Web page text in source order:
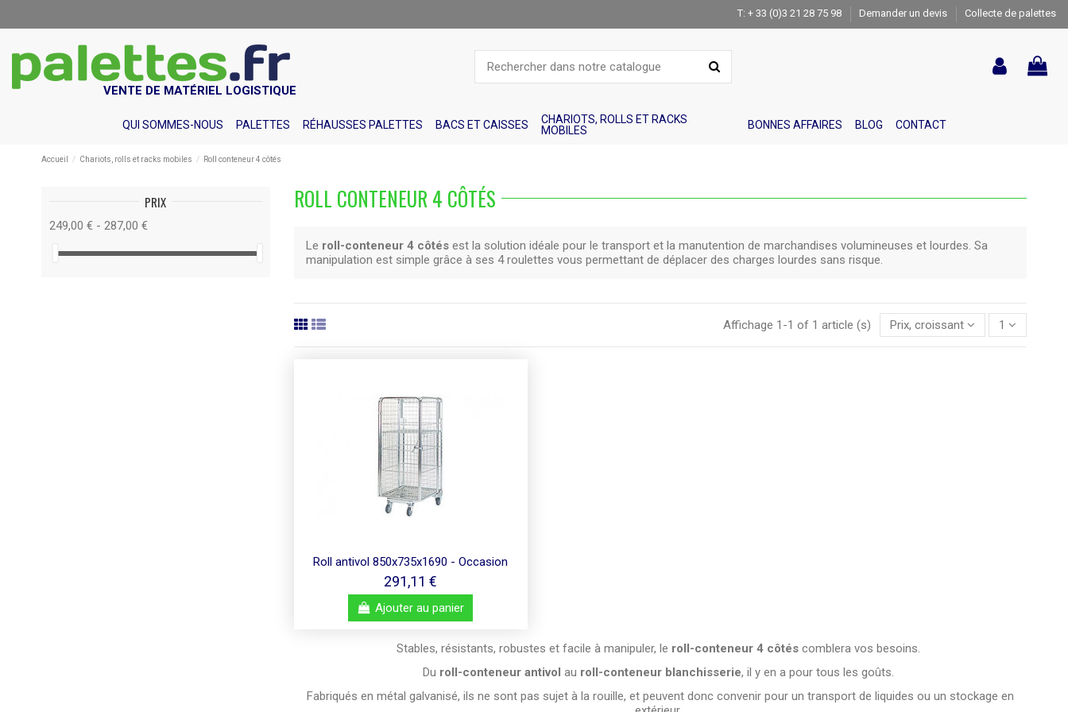
T: + 33 (0)3 21 28 75 98 Demander un devis Collecte de palettes
VENTE DE MATÉRIEL LOGISTIQUE
QUI SOMMES-NOUS PALETTES RÉHAUSSES PALETTES BACS ET CAISSES
CHARIOTS, ROLLS ET RACKS
MOBILES
BONNES AFFAIRES BLOG CONTACT
Accueil Chariots, rolls et racks mobiles Roll conteneur 4 côtés
ROLL CONTENEUR 4 CÔTÉS
Le roll-conteneur 4 côtésest la solution idéale pour le transport et la manutention de marchandises volumineuses et lourdes. Sa
manipulation est simple grâce à ses 4 roulettes vous permettant de déplacer des charges lourdes sans risque.
Affichage 1-1 of 1 article (s) Prix, croissant 1
Roll antivol 850x735x1690 - Occasion
291,11 €
Ajouter au panier
Stables, résistants, robustes et facile à manipuler, le roll-conteneur 4 côtés comblera vos besoins.
Du roll-conteneur antivol au roll-conteneur blanchisserie, il y en a pour tous les goûts.
Fabriqués en métal galvanisé, ils ne sont pas sujet à la rouille, et peuvent donc convenir pour un transport de liquides ou un stockage en
PRIX
249,00 € - 287,00 €